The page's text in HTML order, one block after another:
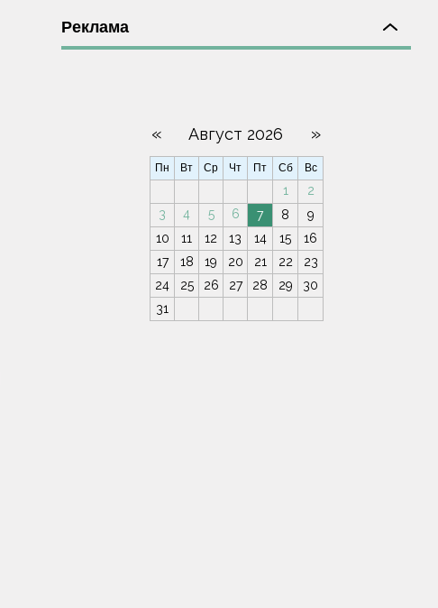
Реклама
« Август 2026 »
Пн Вт Ср Чт Пт Сб Вс
1
2
3
4 5 6 7 8
9
10
11 12 13 14 15
16
17
18 19 20 21 22
23
24
25 26 27 28 29
30
31